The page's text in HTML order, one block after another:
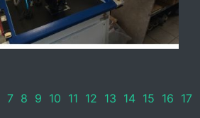
7 8 9 10 11 12 13 14 15 16 17